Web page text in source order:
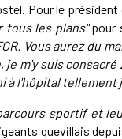
Pour le président
tous les plans"pour
Vous aurez du
m'y suis
à l'hôpital tellement
sportif et
quevillais